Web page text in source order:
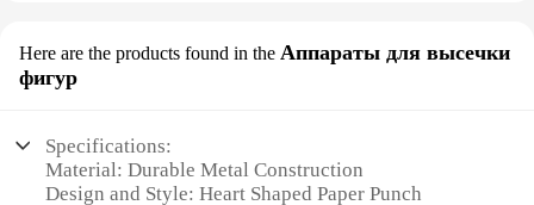
Here are the products found in the Аппараты для высечки
фигур
Specifications:
Material: Durable Metal Construction
Design and Style: Heart Shaped Paper Punch